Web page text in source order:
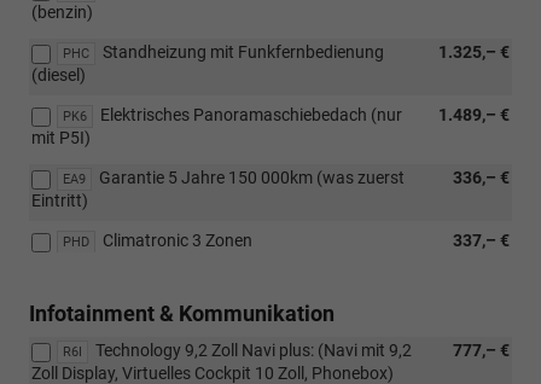
(benzin)
PHC 1.325,– €
Standheizung mit Funkfernbedienung
(diesel)
PK6 1.489,– €
Elektrisches Panoramaschiebedach (nur
mit P5I)
EA9 336,– €
Garantie 5 Jahre 150 000km (was zuerst
Eintritt)
PHD 337,– €
Climatronic 3 Zonen
Infotainment & Kommunikation
R6I 777,– €
Technology 9,2 Zoll Navi plus: (Navi mit 9,2
Zoll Display, Virtuelles Cockpit 10 Zoll, Phonebox)